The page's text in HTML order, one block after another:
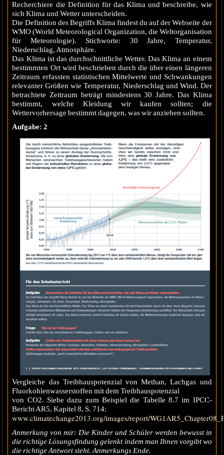
Recherchiere die Definition für das Klima und beschreibe, wie
sich Klima und Wetter unterscheiden.
Die Definition des Begriffs Klima findest du auf der Webseite der
WMO (World Meteorological Organization, die Weltorganisation
für Meteorologie). Stichworte: 30 Jahre, Temperatur,
Niederschlag, Atmosphäre.
Das Klima ist das durchschnittliche Wetter. Das Klima an einem
bestimmten Ort wird beschrieben durch die über einen längeren
Zeitraum erfassten statistischen Mittelwerte und Schwankungen
relevanter Größen wie Temperatur, Niederschlag und Wind. Der
betrachtete Zeitraum beträgt mindestens 30 Jahre. Das Klima
bestimmt, welche Kleidung wir kaufen sollten; die
Wettervorhersage bestimmt dagegen, was wir anziehen sollten.
Aufgabe: 2
Vergleiche das Treibhauspotenzial von Methan, Lachgas und
Fluorkohlenwasserstoffen mit dem Treibhauspotenzial
von CO2. Siehe dazu zum Beispiel die Tabelle 8.7 im IPCC-
Bericht AR5, Kapitel 8, S. 714:
www.climatechange2013.org/images/report/
Anmerkung von mir: Die Kinder und Schüler werden bewusst in
die richtige Lösungsfindung gelenkt indem man Ihnen vorgibt wo
die richtige Antwort steht. Anmerkungs Ende.